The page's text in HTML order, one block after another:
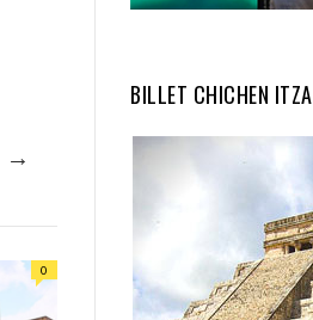
→
0
BILLET CHICHEN ITZA